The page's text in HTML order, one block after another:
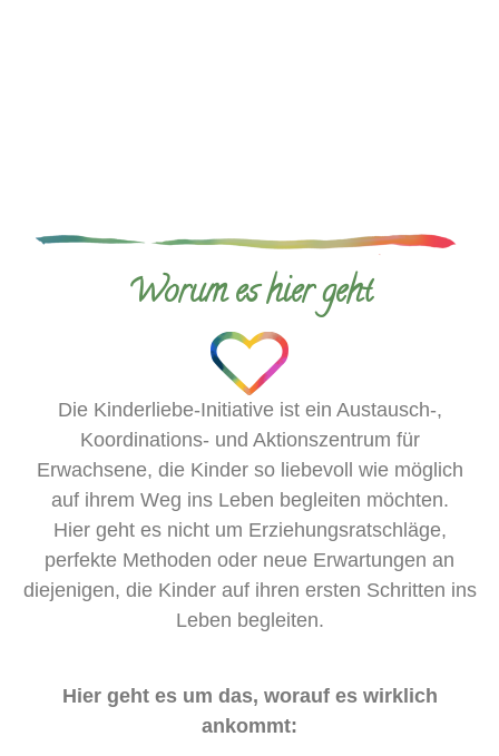
Worum es hier geht
Die Kinderliebe-Initiative ist ein Austausch-,
Koordinations- und Aktionszentrum für
Erwachsene, die Kinder so liebevoll wie möglich
auf ihrem Weg ins Leben begleiten möchten.
Hier geht es nicht um Erziehungsratschläge,
perfekte Methoden oder neue Erwartungen an
diejenigen, die Kinder auf ihren ersten Schritten ins
Leben begleiten.
Hier geht es um das, worauf es wirklich
ankommt: